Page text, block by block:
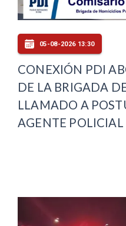
05-08-2026 13:30
CONEXIÓN PDI
DE LA BRIGADA
LLAMADO A
AGENTE POLICIAL